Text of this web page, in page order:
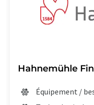
Hahnemühle
Équipement /